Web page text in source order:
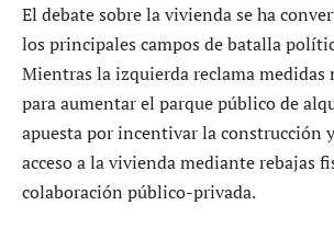
El debate sobre la vivienda se ha
los principales campos de batalla
Mientras la izquierda reclama medidas
para aumentar el parque público de
apuesta por incentivar la construcción
acceso a la vivienda mediante rebajas
colaboración público-privada.